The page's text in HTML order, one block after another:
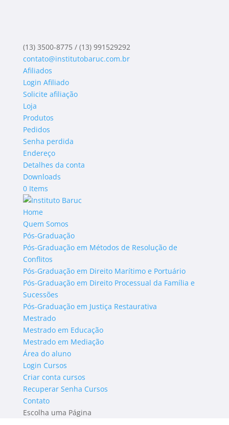
(13) 3500-8775 / (13) 991529292
contato@institutobaruc.com.br
Afiliados
Login Afiliado
Solicite afiliação
Loja
Produtos
Pedidos
Senha perdida
Endereço
Detalhes da conta
Downloads
0 Items
Home
Quem Somos
Pós-Graduação
Pós-Graduação em Métodos de Resolução de
Conflitos
Pós-Graduação em Direito Marítimo e Portuário
Pós-Graduação em Direito Processual da Família e
Sucessões
Pós-Graduação em Justiça Restaurativa
Mestrado
Mestrado em Educação
Mestrado em Mediação
Área do aluno
Login Cursos
Criar conta cursos
Recuperar Senha Cursos
Contato
Escolha uma Página